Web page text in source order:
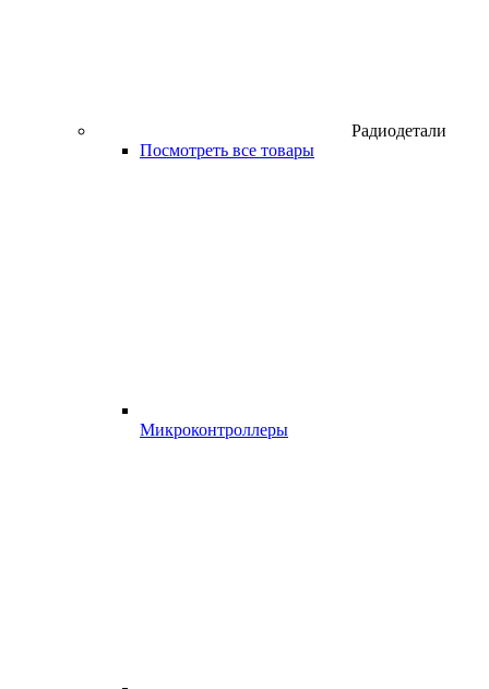
Радиодетали
Посмотреть все товары
Микроконтроллеры